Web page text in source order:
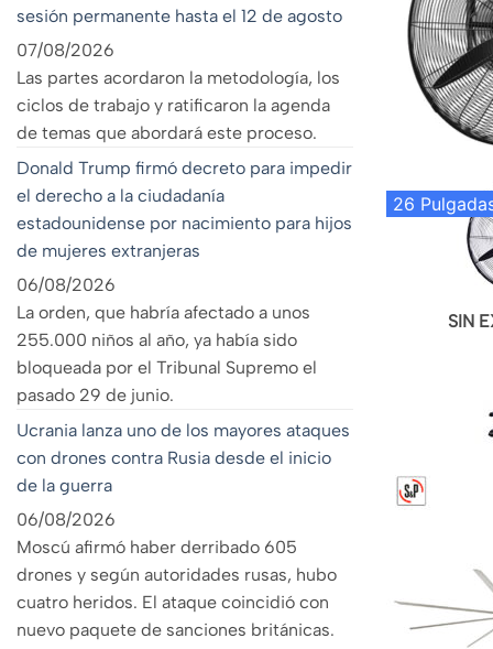
sesión permanente hasta el 12 de agosto
07/08/2026
Las partes acordaron la metodología, los
ciclos de trabajo y ratificaron la agenda
de temas que abordará este proceso.
Donald Trump firmó decreto para impedir
el derecho a la ciudadanía
estadounidense por nacimiento para hijos
de mujeres extranjeras
06/08/2026
La orden, que habría afectado a unos
255.000 niños al año, ya había sido
bloqueada por el Tribunal Supremo el
pasado 29 de junio.
Ucrania lanza uno de los mayores ataques
con drones contra Rusia desde el inicio
de la guerra
06/08/2026
Moscú afirmó haber derribado 605
drones y según autoridades rusas, hubo
cuatro heridos. El ataque coincidió con
nuevo paquete de sanciones británicas.
26
SIN